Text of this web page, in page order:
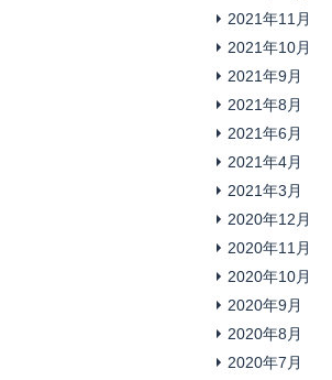
2021年11月
2021年10月
2021年9月
2021年8月
2021年6月
2021年4月
2021年3月
2020年12月
2020年11月
2020年10月
2020年9月
2020年8月
2020年7月